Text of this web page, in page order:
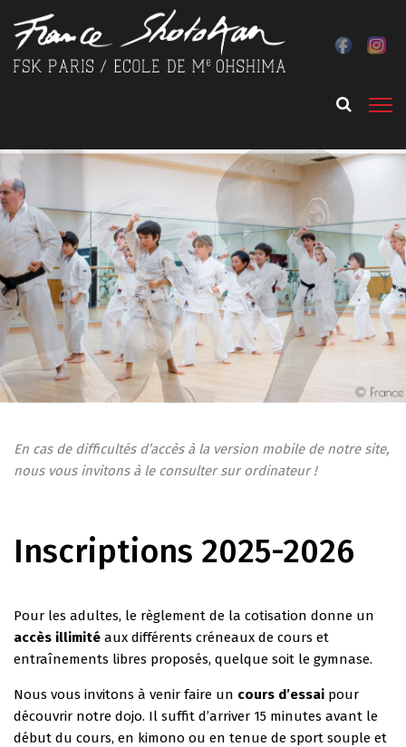
En cas de difficultés d’accès à la version mobile de notre site,
nous vous invitons à le consulter sur ordinateur !
Inscriptions 2025-2026
Pour les adultes, le règlement de la cotisation donne un
accès illimité aux différents créneaux de cours et
entraînements libres proposés, quelque soit le gymnase.
Nous vous invitons à venir faire un cours d’essai pour
découvrir notre dojo. Il suffit d’arriver 15 minutes avant le
début du cours, en kimono ou en tenue de sport souple et